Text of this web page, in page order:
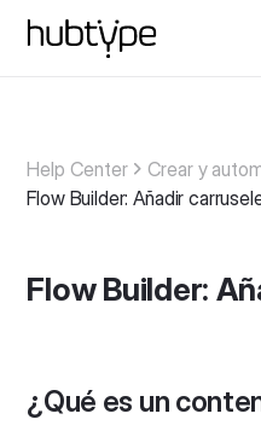
Help Center
Crear y
Flow Builder: Añadir
Flow Builder:
¿Qué es un